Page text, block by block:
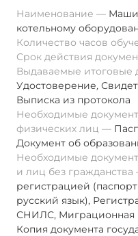
Наименование
котельному
Количество часов
Срок действия
Выдаваемые итоговые
Удостоверение,
Выписка из протокола
Необходимые
физических лиц
Документ об
Необходимые
и лиц без гражданства
регистрацией
русский язык),
СНИЛС, Миграционная
Копия документа